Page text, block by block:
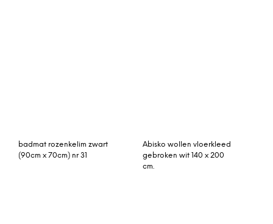
vintage vloerkleed blauw
paars patchwork
vloerkleed 310cm x 215cm